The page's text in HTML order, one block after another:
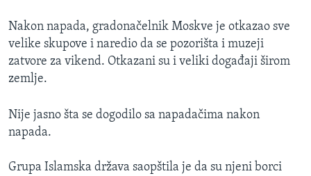
Nakon napada, gradonačelnik Moskve je otkazao sve
velike skupove i naredio da se pozorišta i muzeji
zatvore za vikend. Otkazani su i veliki događaji širom
zemlje.
Nije jasno šta se dogodilo sa napadačima nakon
napada.
Grupa Islamska država saopštila je da su njeni borci